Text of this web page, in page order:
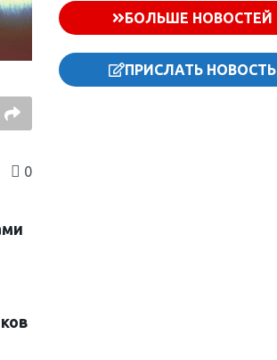
0
БОЛЬШЕ НОВОСТЕЙ
ПРИСЛАТЬ НОВОСТЬ